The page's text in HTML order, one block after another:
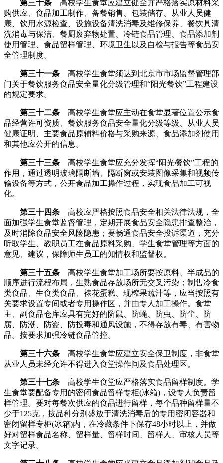
第三十条 高校学生食堂应建立健全并严格落实原材料采
购供应、食品加工制作、备餐销售、包装储存、从业人员健
康、饮用水源检查、设施设备清洗消毒及维修保养、餐饮具清
洗消毒与保洁、餐厨废弃物处置、冷链食品管理、食品添加剂
使用管理、食品留样管理、环境卫生以及自检与报告等食品安
全管理制度。
第三十一条 高校学生食堂须达到北京市市场监督管理部
门关于餐饮服务食品安全量化分级管理和“阳光餐饮”工程建设
的规定要求。
第三十二条 高校学生食堂应主动在食堂显著位置公示食
品经营许可资质、餐饮服务食品安全量化分级等级、从业人员
健康证明、主要食品原辅料价格与采购来源、食品添加剂使用
和其他应公开的信息。
第三十三条 高校学生食堂应充分发挥“阳光餐饮”工程的
作用，通过透明玻璃隔断墙、隔断窗或安装图像采集和视频传
输设备等方式，公开食品加工操作过程，实现食品加工可视
化。
第三十四条 高校应严格按照食品安全相关法律法规，全
面加强学生食堂监督管理，定期开展食品安全隐患排查整治，
及时消除食品安全风险隐患；要畅通食品安全投诉渠道，充分
听取学生、教职员工在食品原料采购、学生食堂管理等方面的
意见、建议，保障师生员工的知情权和监督权。
第三十五条 高校学生食堂加工场所要按原料、半成品的
顺序进行流程布局，生熟食品存放场所无交叉污染；制售冷食
类食品、生食类食品、裱花蛋糕、现榨果蔬汁等，应当按照有
关要求设置专间或者专用操作区，并由专人加工操作。食堂
主、副食品仓库应具有完好的防鼠、防蝇、防虫、防尘、防
腐、防潮、防盗、防投毒和通风设施，不得存放有毒、有害物
品。按要求加强冷链食品管控。
第三十六条 高校学生食堂应建立安全保卫制度，非食堂
从业人员未经允许不得进入食堂操作间及食品处理区。
第三十七条 高校学生食堂应严格落实食品留样制度。学
生食堂要配备专用的密闭食品留样专柜(冰箱)，设专人负责留
样管理。要对每餐次供应的食品进行留样，每个品种留样量不
少于125克，按品种分别盛放于清洗消毒后的专用密闭容器和
密闭留样专柜(冰箱)内，在冷藏条件下保存48小时以上，并做
好对留样食品名称、留样量、留样时间、留样人、审核人员等
文字记录。